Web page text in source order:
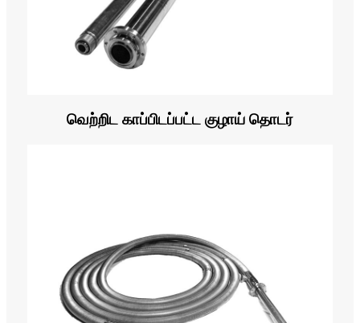
வெற்றிட காப்பிடப்பட்ட குழாய் தொடர்